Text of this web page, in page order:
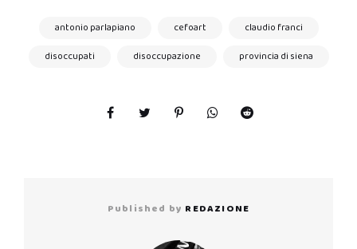
antonio parlapiano cefoart
claudio franci
disoccupati
disoccupazione provincia di siena
Published by REDAZIONE